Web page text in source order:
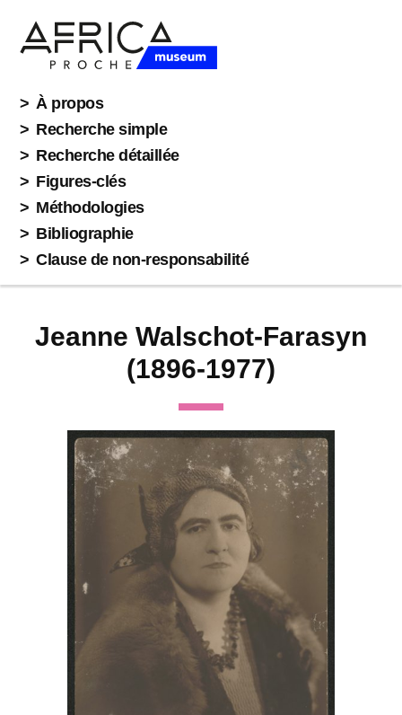
À propos
Recherche simple
Recherche détaillée
Figures-clés
Méthodologies
Bibliographie
Clause de non-responsabilité
Jeanne Walschot-Farasyn
(1896-1977)